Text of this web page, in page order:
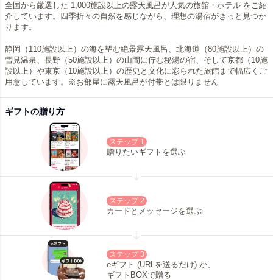
全国から厳選した 1,000施設以上の露天風呂が人気の旅館・ホテル をご紹
介しています。四季折々の自然を感じながら、理想の湯宿がきっと見つか
ります。
静岡（110施設以上）の海を望む絶景露天風呂、北海道（80施設以上）の
雪見温泉、長野（50施設以上）の山間に佇む秘湯の宿、そして京都（10施
設以上）や東京（10施設以上）の歴史と文化に彩られた旅館まで幅広くご
用意しています。※お部屋に露天風呂が付帯とは限りません
ギフトの贈り方
ステップ 1
贈りたいギフトを選ぶ
ステップ 2
カードとメッセージを選ぶ
ステップ 3
eギフト (URLを送るだけ) か、
ギフトBOXで贈る